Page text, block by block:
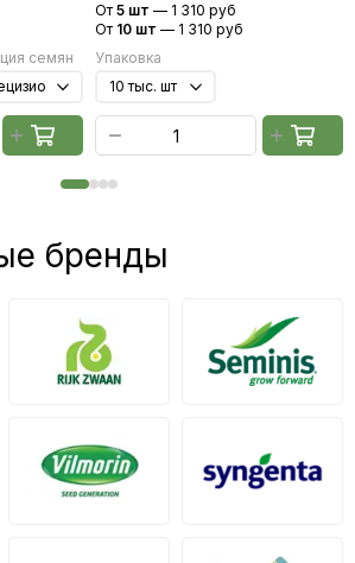
семян
От 5 шт — 1 310 руб
От 10 шт — 1 310 руб
Упаковка
бренды